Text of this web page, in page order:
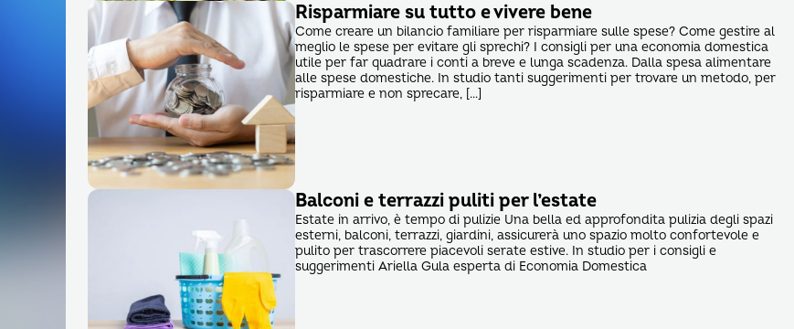
Risparmiare su tutto e vivere bene
Come creare un bilancio familiare per risparmiare sulle spese? Come gestire al
meglio le spese per evitare gli sprechi? I consigli per una economia domestica
utile per far quadrare i conti a breve e lunga scadenza. Dalla spesa alimentare
alle spese domestiche. In studio tanti suggerimenti per trovare un metodo, per
risparmiare e non sprecare, […]
Balconi e terrazzi puliti per l’estate
Estate in arrivo, è tempo di pulizie Una bella ed approfondita pulizia degli spazi
esterni, balconi, terrazzi, giardini, assicurerà uno spazio molto confortevole e
pulito per trascorrere piacevoli serate estive. In studio per i consigli e
suggerimenti Ariella Gula esperta di Economia Domestica